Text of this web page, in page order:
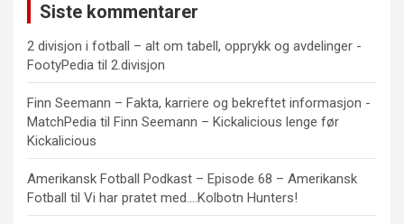
Siste kommentarer
2 divisjon i fotball – alt om tabell, opprykk og avdelinger -
FootyPedia til 2.divisjon
Finn Seemann – Fakta, karriere og bekreftet informasjon -
MatchPedia til Finn Seemann – Kickalicious lenge før
Kickalicious
Amerikansk Fotball Podkast – Episode 68 – Amerikansk
Fotball til Vi har pratet med….Kolbotn Hunters!